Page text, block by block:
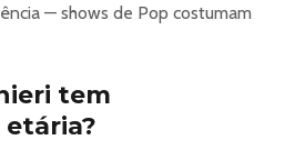
e se emocionar
nas principais casas de
Manieri chega a Aracaju no auge
— shows de Pop costumam
tem
etária?